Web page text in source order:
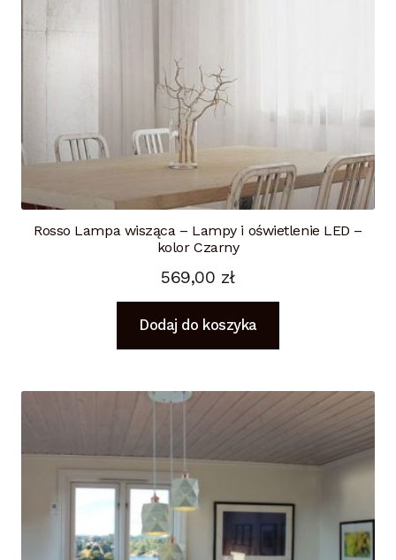
Rosso Lampa wisząca – Lampy i oświetlenie LED –
kolor Czarny
569,00 zł
Dodaj do koszyka